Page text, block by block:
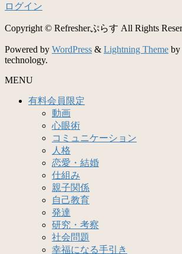
ログイン
Copyright © Refresherぷらす All Rights
Powered by WordPress & Lightning Theme by
technology.
MENU
有料会員限定
動画
心眼術
コミュニケーション
人格
恋愛・結婚
仕組み
親子関係
自己教育
発達
研究・考察
社会問題
幸福になる手引き